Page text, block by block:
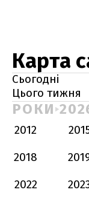
Карта
Сьогодні
Цього тижня
РОКИ
2012
2018
2022